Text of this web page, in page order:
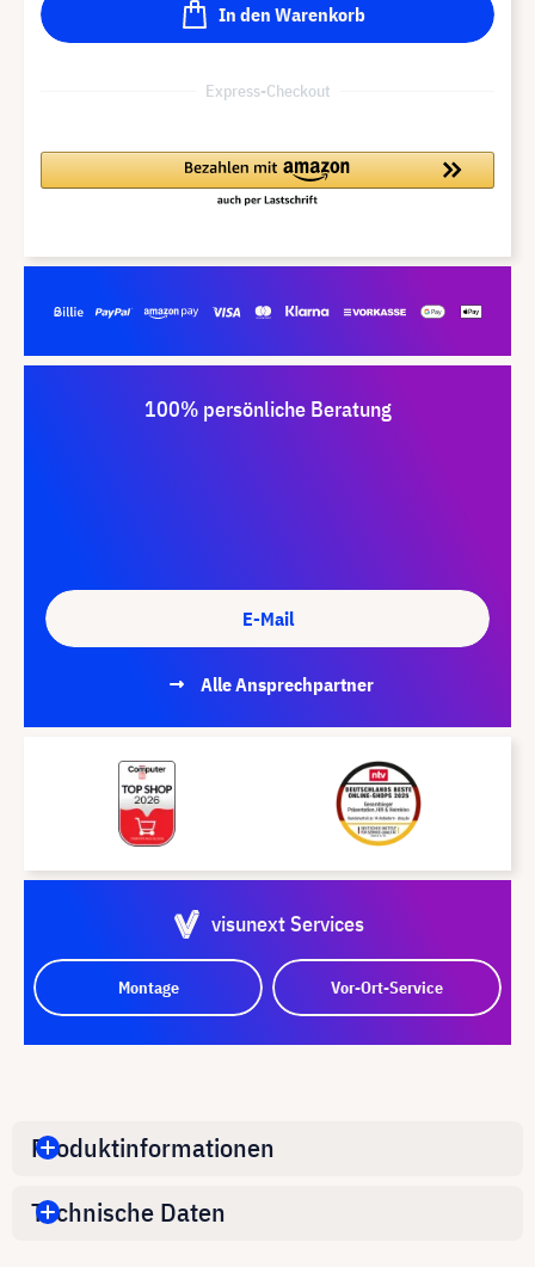
In den Warenkorb
Express-Checkout
100% persönliche Beratung
E-Mail
Alle Ansprechpartner
visunext Services
Montage Vor-Ort-Service
Produktinformationen
Technische Daten